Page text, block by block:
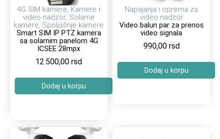
4G SIM kamere, Kamere i
video nadzor, Solarne
kamere, Spoljašnje kamere
Smart SIM IP PTZ kamera
sa solarnim panelom 4G
ICSEE 28mpx
12.500,00 rsd
Dodaj u korpu
Napajanja i oprema za
video nadzor
Video balun par za prenos
video signala
990,00 rsd
Dodaj u korpu